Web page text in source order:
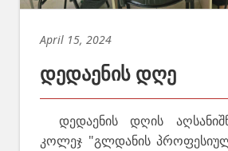
April 15, 2024
დედაენის დღე
დედაენის დღის
კოლეჯ "გლდანის